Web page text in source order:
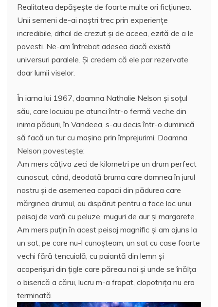
c
e
b
o
o
k
itt
er
ai
l
at
s
A
p
er
e
st
rt
aj
e
a
ă
Realitatea depăşeşte de foarte multe ori ficţiunea.
Unii semeni de-ai noştri trec prin experienţe
incredibile, dificil de crezut şi de aceea, ezită de a le
povesti. Ne-am întrebat adesea dacă există
universuri paralele. Şi credem că ele par rezervate
doar lumii viselor.
În iarna lui 1967, doamna Nathalie Nelson şi soţul
său, care locuiau pe atunci într-o fermă veche din
inima pădurii, în Vandeea, s-au decis într-o duminică
să facă un tur cu maşina prin împrejurimi. Doamna
Nelson povesteşte:
Am mers câţiva zeci de kilometri pe un drum perfect
cunoscut, când, deodată bruma care domnea în jurul
nostru şi de asemenea copacii din pădurea care
mărginea drumul, au dispărut pentru a face loc unui
peisaj de vară cu peluze, muguri de aur şi margarete.
Am mers puţin în acest peisaj magnific şi am ajuns la
un sat, pe care nu-l cunoşteam, un sat cu case foarte
vechi fără tencuială, cu paiantă din lemn şi
acoperişuri din ţigle care păreau noi şi unde se înălţa
o biserică a cărui, lucru m-a frapat, clopotniţa nu era
terminată.